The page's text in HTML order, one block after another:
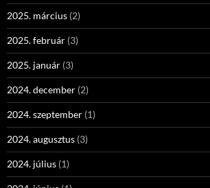
2025. március (2)
2025. február (3)
2025. január (3)
2024. december (2)
2024. szeptember (1)
2024. augusztus (3)
2024. július (1)